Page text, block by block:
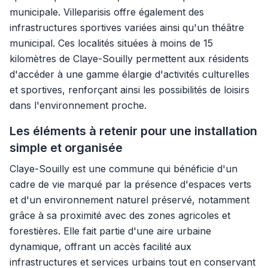
municipale. Villeparisis offre également des
infrastructures sportives variées ainsi qu'un théâtre
municipal. Ces localités situées à moins de 15
kilomètres de Claye-Souilly permettent aux résidents
d'accéder à une gamme élargie d'activités culturelles
et sportives, renforçant ainsi les possibilités de loisirs
dans l'environnement proche.
Les éléments à retenir pour une installation
simple et organisée
Claye-Souilly est une commune qui bénéficie d'un
cadre de vie marqué par la présence d'espaces verts
et d'un environnement naturel préservé, notamment
grâce à sa proximité avec des zones agricoles et
forestières. Elle fait partie d'une aire urbaine
dynamique, offrant un accès facilité aux
infrastructures et services urbains tout en conservant